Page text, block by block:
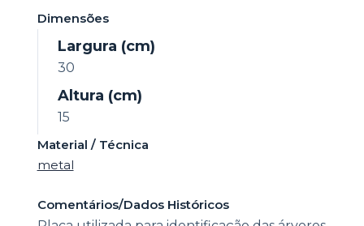
Dimensões
Largura (cm)
30
Altura (cm)
15
Material / Técnica
metal
Comentários/Dados Históricos